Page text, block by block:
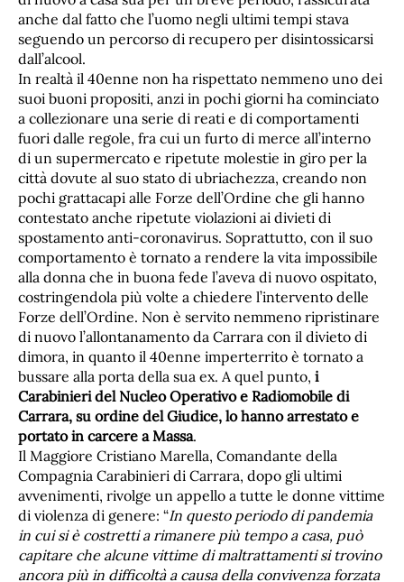
anche dal fatto che l’uomo negli ultimi tempi stava
seguendo un percorso di recupero per disintossicarsi
dall’alcool.
In realtà il 40enne non ha rispettato nemmeno uno dei
suoi buoni propositi, anzi in pochi giorni ha cominciato
a collezionare una serie di reati e di comportamenti
fuori dalle regole, fra cui un furto di merce all’interno
di un supermercato e ripetute molestie in giro per la
città dovute al suo stato di ubriachezza, creando non
pochi grattacapi alle Forze dell’Ordine che gli hanno
contestato anche ripetute violazioni ai divieti di
spostamento anti-coronavirus. Soprattutto, con il suo
comportamento è tornato a rendere la vita impossibile
alla donna che in buona fede l’aveva di nuovo ospitato,
costringendola più volte a chiedere l’intervento delle
Forze dell’Ordine. Non è servito nemmeno ripristinare
di nuovo l’allontanamento da Carrara con il divieto di
dimora, in quanto il 40enne imperterrito è tornato a
bussare alla porta della sua ex. A quel punto, i
Carabinieri del Nucleo Operativo e Radiomobile di
Carrara, su ordine del Giudice, lo hanno arrestato e
portato in carcere a Massa.
Il Maggiore Cristiano Marella, Comandante della
Compagnia Carabinieri di Carrara, dopo gli ultimi
avvenimenti, rivolge un appello a tutte le donne vittime
di violenza di genere: “In questo periodo di pandemia
in cui si è costretti a rimanere più tempo a casa, può
capitare che alcune vittime di maltrattamenti si trovino
ancora più in difficoltà a causa della convivenza forzata